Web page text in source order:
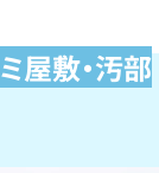
屋敷・汚部